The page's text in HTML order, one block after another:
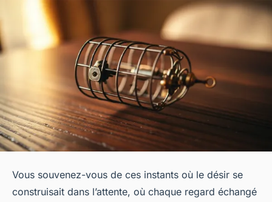
Vous souvenez-vous de ces instants où le désir se
construisait dans l’attente, où chaque regard échangé